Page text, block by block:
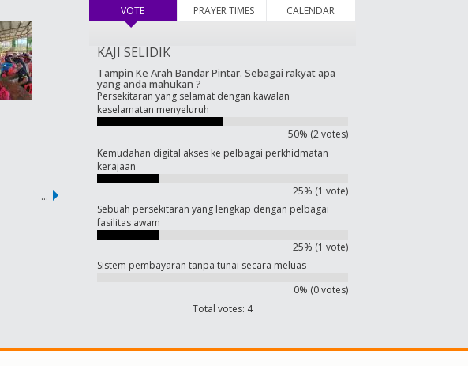
…
VOTE PRAYER TIMES CALENDAR
KAJI SELIDIK
Tampin Ke Arah Bandar Pintar. Sebagai rakyat apa
yang anda mahukan ?
Persekitaran yang selamat dengan kawalan
keselamatan menyeluruh
50% (2 votes)
Kemudahan digital akses ke pelbagai perkhidmatan
kerajaan
25% (1 vote)
Sebuah persekitaran yang lengkap dengan pelbagai
fasilitas awam
25% (1 vote)
Sistem pembayaran tanpa tunai secara meluas
0% (0 votes)
Total votes: 4